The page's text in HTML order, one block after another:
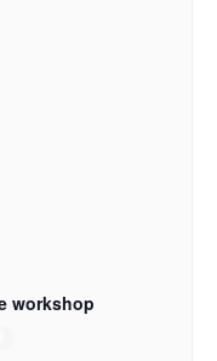
workshop